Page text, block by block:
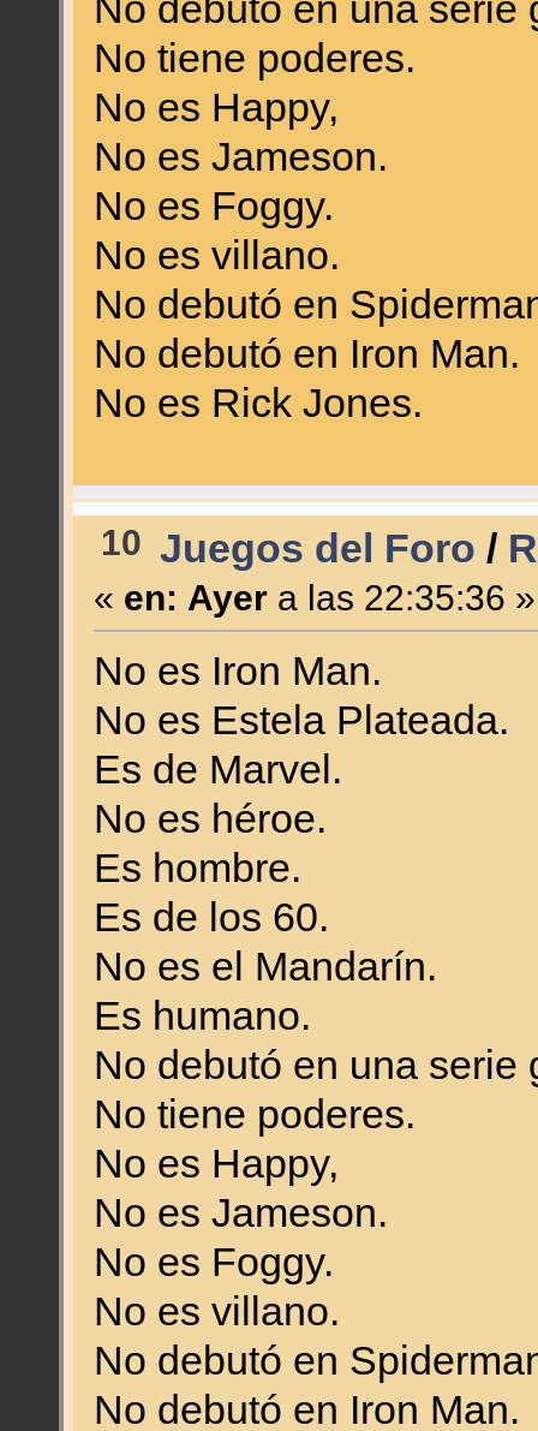
No debutó en una serie
No tiene poderes.
No es Happy,
No es Jameson.
No es Foggy.
No es villano.
No debutó en
No debutó en Iron Man.
No es Rick Jones.
10 Juegos del Foro /
« en: Ayera las 22:35:36 »
No es Iron Man.
No es Estela Plateada.
Es de Marvel.
No es héroe.
Es hombre.
Es de los 60.
No es el Mandarín.
Es humano.
No debutó en una serie
No tiene poderes.
No es Happy,
No es Jameson.
No es Foggy.
No es villano.
No debutó en
No debutó en Iron Man.